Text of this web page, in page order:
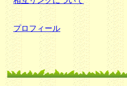
プロフィール